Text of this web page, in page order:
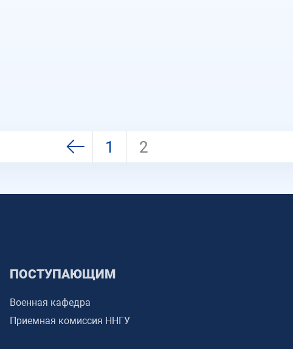
1 2
ПОСТУПАЮЩИМ
Военная кафедра
Приемная комиссия ННГУ